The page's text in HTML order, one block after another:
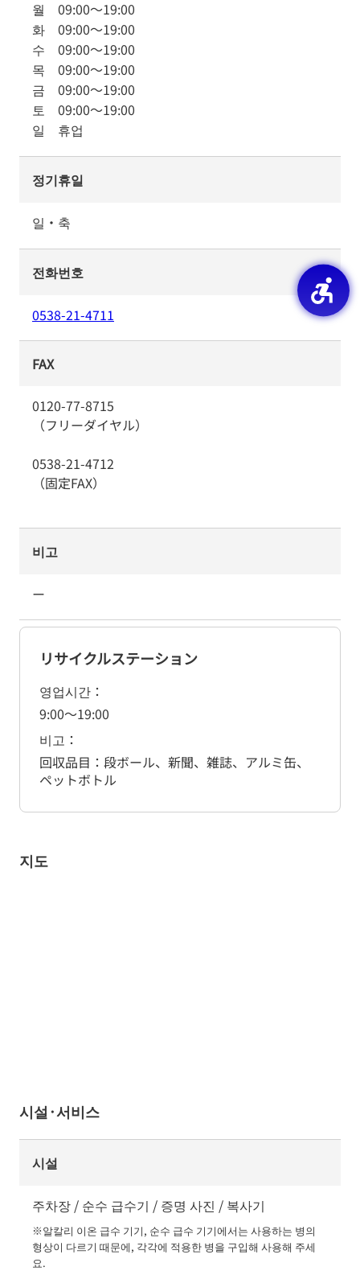
월 09:00～19:00
화 09:00～19:00
수 09:00～19:00
목 09:00～19:00
금 09:00～19:00
토 09:00～19:00
일 휴업
정기휴일
일・축
전화번호
0538-21-4711
FAX
0120-77-8715
（フリーダイヤル）
0538-21-4712
（固定FAX）
비고
ー
リサイクルステーション
영업시간
9:00～19:00
비고
回収品目：段ボール、新聞、雑誌、アルミ缶、
ペットボトル
지도
시설·서비스
시설
주차장 / 순수 급수기 / 증명 사진 / 복사기
※알칼리 이온 급수 기기, 순수 급수 기기에서는 사용하는 병의
형상이 다르기 때문에, 각각에 적용한 병을 구입해 사용해 주세
요.